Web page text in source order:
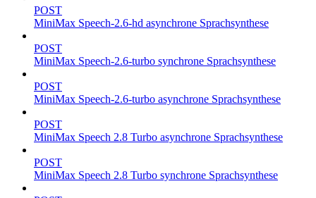
POST
MiniMax Speech-2.6-hd asynchrone Sprachsynthese
POST
MiniMax Speech-2.6-turbo synchrone Sprachsynthese
POST
MiniMax Speech-2.6-turbo asynchrone Sprachsynthese
POST
MiniMax Speech 2.8 Turbo asynchrone Sprachsynthese
POST
MiniMax Speech 2.8 Turbo synchrone Sprachsynthese